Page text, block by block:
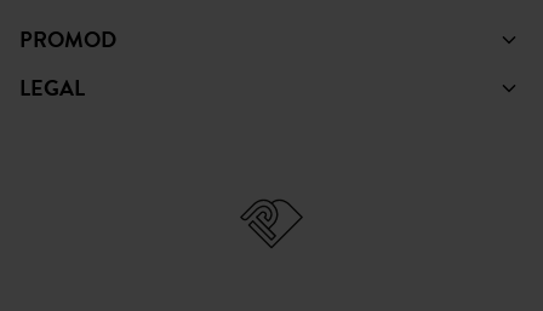
© Copyright Promod © 2026